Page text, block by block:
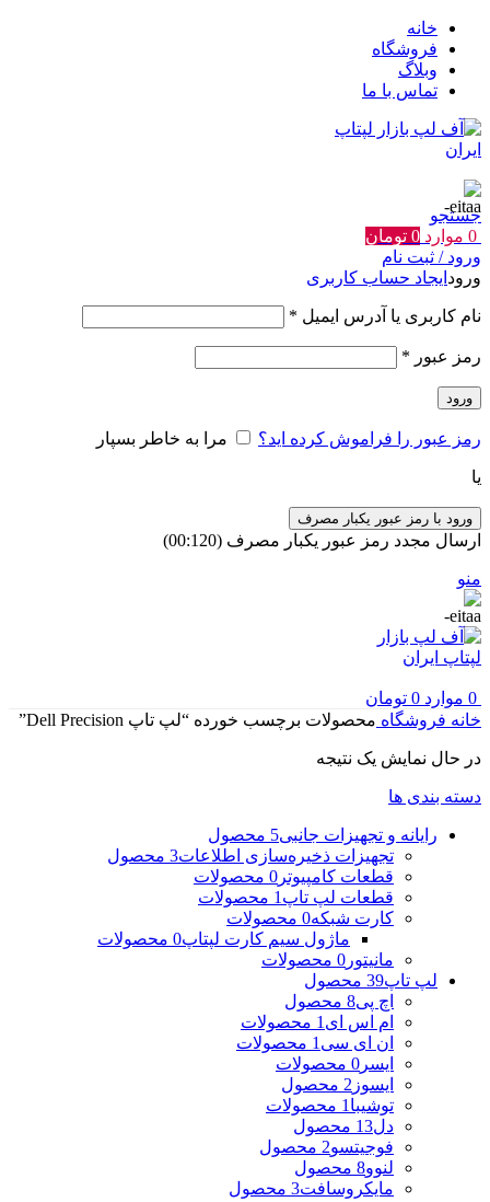
خانه
فروشگاه
وبلاگ
تماس با ما
جستجو
0 موارد 0 تومان
ورود / ثبت نام
ورود ایجاد حساب کاربری
نام کاربری یا آدرس ایمیل *
رمز عبور *
ورود
رمز عبور را فراموش کرده اید؟ مرا به خاطر بسپار
یا
ورود با رمز عبور یکبار مصرف
ارسال مجدد رمز عبور یکبار مصرف (00:
120
)
منو
0 موارد 0 تومان
خانه فروشگاه محصولات برچسب خورده “لپ تاپ Dell Precision”
در حال نمایش یک نتیجه
دسته بندی ها
رایانه و تجهیزات جانبی5 محصول
تجهیزات ذخیره‌سازی اطلاعات3 محصول
قطعات کامپیوتر 0 محصولات
قطعات لپ تاپ 1 محصولات
کارت شبکه0 محصولات
ماژول سیم کارت لپتاپ0 محصولات
مانیتور 0 محصولات
لپ تاپ39 محصول
اچ پی8 محصول
ام اس ای 1 محصولات
ان ای سی 1 محصولات
ایسر 0 محصولات
ایسوز 2 محصول
توشیبا 1 محصولات
دل13 محصول
فوجیتسو2 محصول
لنوو8 محصول
مایکروسافت3 محصول